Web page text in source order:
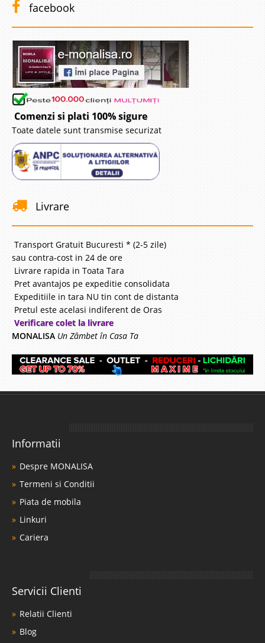
facebook
Comenzi si plati 100% sigure
Toate datele sunt transmise securizat
Livrare
Transport Gratuit Bucuresti * (2-5 zile)
sau contra-cost in 24 de ore
Livrare rapida in Toata Tara
Pret avantajos pe expeditie consolidata
Expeditiile in tara NU tin cont de distanta
Pretul este acelasi indiferent de Oras
Verificare colet la livrare
MONALISA Un Zâmbet în Casa Ta
Informatii
Despre MONALISA
Termeni si Conditii
Piata de mobila
Linkuri
Cariera
Servicii Clienti
Relatii Clienti
Blog